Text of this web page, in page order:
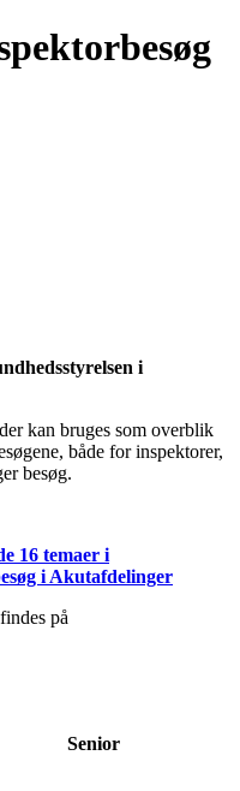
i
kan bruges som overblik
både for inspektorer,
besøg.
16 temaer i
i Akutafdelinger
på
Senior